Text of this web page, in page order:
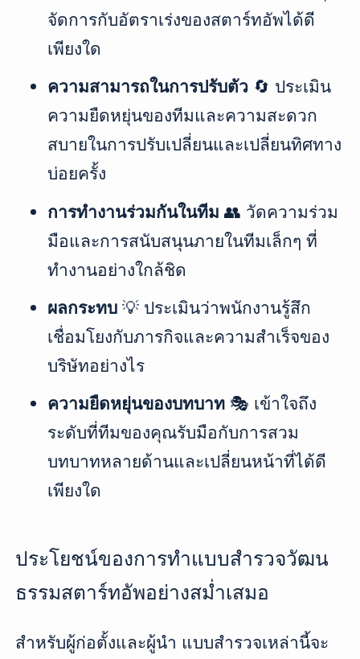
จัดการกับอัตราเร่งของสตาร์ทอัพได้ดี
เพียงใด
ความสามารถในการปรับตัว 🔄 ประเมิน
ความยืดหยุ่นของทีมและความสะดวก
สบายในการปรับเปลี่ยนและเปลี่ยนทิศทาง
บ่อยครั้ง
การทำงานร่วมกันในทีม 👥 วัดความร่วม
มือและการสนับสนุนภายในทีมเล็กๆ ที่
ทำงานอย่างใกล้ชิด
ผลกระทบ 💡 ประเมินว่าพนักงานรู้สึก
เชื่อมโยงกับภารกิจและความสำเร็จของ
บริษัทอย่างไร
ความยืดหยุ่นของบทบาท 🎭 เข้าใจถึง
ระดับที่ทีมของคุณรับมือกับการสวม
บทบาทหลายด้านและเปลี่ยนหน้าที่ได้ดี
เพียงใด
ประโยชน์ของการทำแบบสำรวจวัฒน
ธรรมสตาร์ทอัพอย่างสม่ำเสมอ
สำหรับผู้ก่อตั้งและผู้นำ แบบสำรวจเหล่านี้จะ